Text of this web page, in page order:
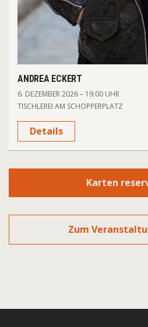
ANDREA ECKERT
6. DEZEMBER 2026 – 19:00 UHR
TISCHLEREI AM SCHOPPERPLATZ
Details
Karten
Zum